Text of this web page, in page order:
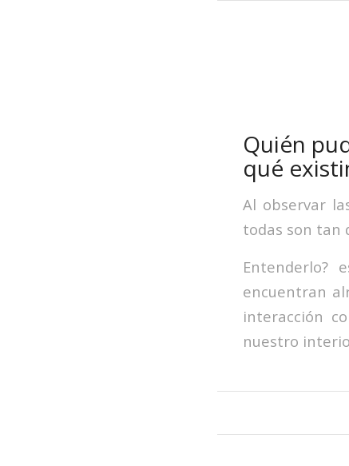
Quién
qué
Al observar
todas son tan
encuentran
interacción
nuestro